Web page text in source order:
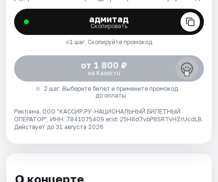
адмитад
Скопировать
1 шаг. Скопируйте промокод
от 1 800 ₽
на Kassir.ru
2 шаг. Выберите билет и примените промокод
до оплаты
Реклама. ООО "КАССИР.РУ-НАЦИОНАЛЬНЫЙ БИЛЕТНЫЙ
ОПЕРАТОР", ИНН: 7841075409 erid: 25H8d7vbP8SRTvHZrUcdLB.
Действует до 31 августа 2026
О концерте